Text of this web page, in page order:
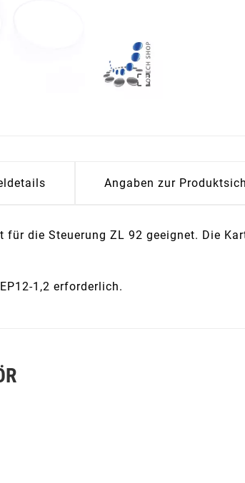

Angaben zur
für die Steuerung ZL 92 geeignet. Die
1,2 erforderlich.